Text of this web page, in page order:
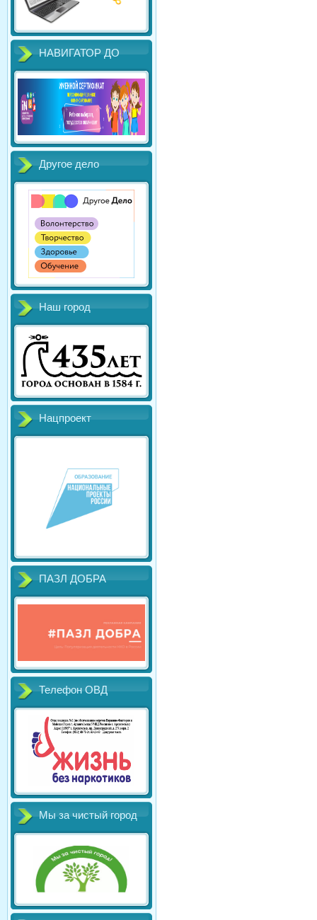
НАВИГАТОР ДО
Другое дело
Наш город
Нацпроект
ПАЗЛ ДОБРА
Телефон ОВД
Мы за чистый город